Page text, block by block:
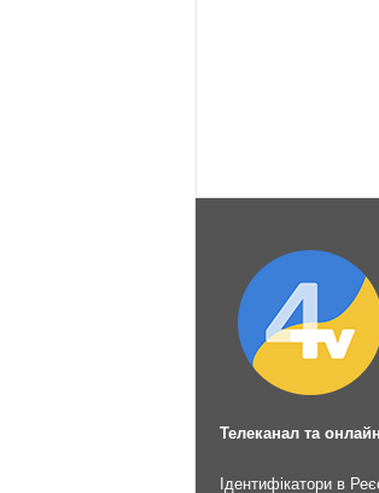
Телеканал та
Ідентифікатори в